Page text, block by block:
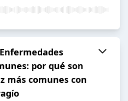
Enfermedades
por qué son
más comunes con